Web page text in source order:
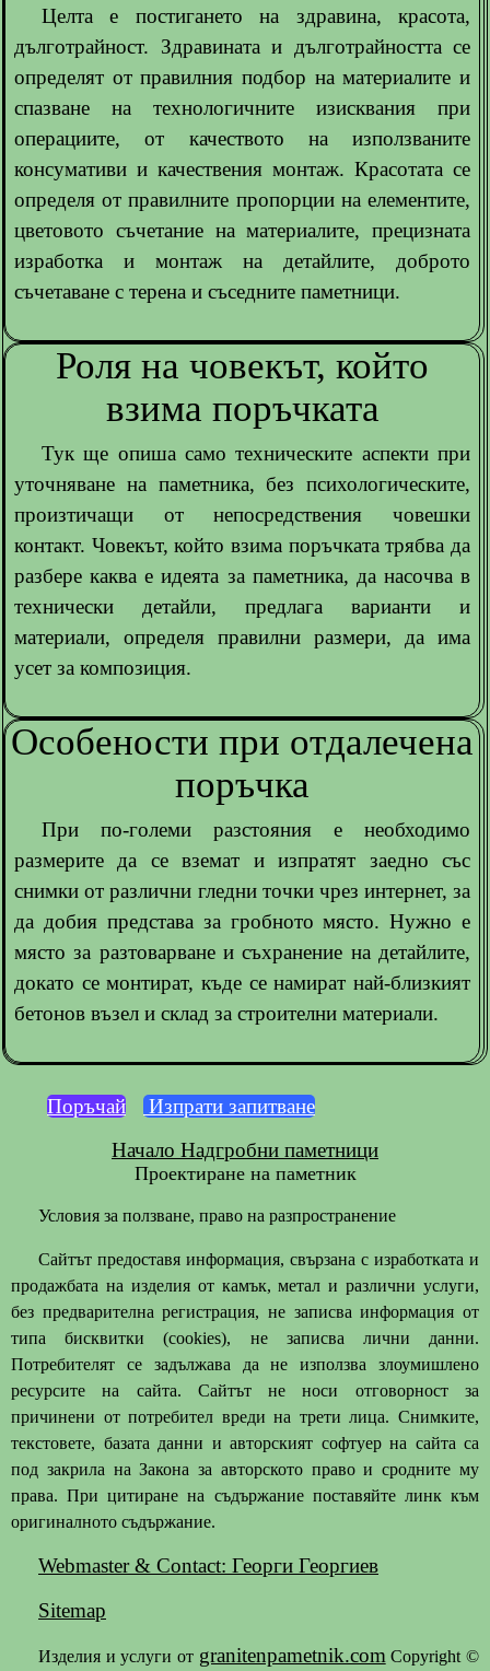
Целта е постигането на здравина, красота,
дълготрайност. Здравината и дълготрайността се
определят от правилния подбор на материалите и
спазване на технологичните изисквания при
операциите, от качеството на използваните
консумативи и качествения монтаж. Красотата се
определя от правилните пропорции на елементите,
цветовото съчетание на материалите, прецизната
изработка и монтаж на детайлите, доброто
съчетаване с терена и съседните паметници.
Роля на човекът, който
взима поръчката
Тук ще опиша само техническите аспекти при
уточняване на паметника, без психологическите,
произтичащи от непосредствения човешки
контакт. Човекът, който взима поръчката трябва да
разбере каква е идеята за паметника, да насочва в
технически детайли, предлага варианти и
материали, определя правилни размери, да има
усет за композиция.
Особености при отдалечена
поръчка
При по-големи разстояния е необходимо
размерите да се вземат и изпратят заедно със
снимки от различни гледни точки чрез интернет, за
да добия представа за гробното място. Нужно е
място за разтоварване и съхранение на детайлите,
докато се монтират, къде се намират най-близкият
бетонов възел и склад за строителни материали.
Поръчай
Изпрати запитване
Начало Надгробни паметници
Проектиране на паметник
Условия за ползване, право на разпространение
Сайтът предоставя информация, свързана с изработката и
продажбата на изделия от камък, метал и различни услуги,
без предварителна регистрация, не записва информация от
типа бисквитки (cookies), не записва лични данни.
Потребителят се задължава да не използва злоумишлено
ресурсите на сайта. Сайтът не носи отговорност за
причинени от потребител вреди на трети лица. Снимките,
текстовете, базата данни и авторският софтуер на сайта са
под закрила на Закона за авторското право и сродните му
права. При цитиране на съдържание поставяйте линк към
оригиналното съдържание.
Webmaster & Contact: Георги Георгиев
Sitemap
Изделия и услуги от granitenpametnik.com Copyright ©